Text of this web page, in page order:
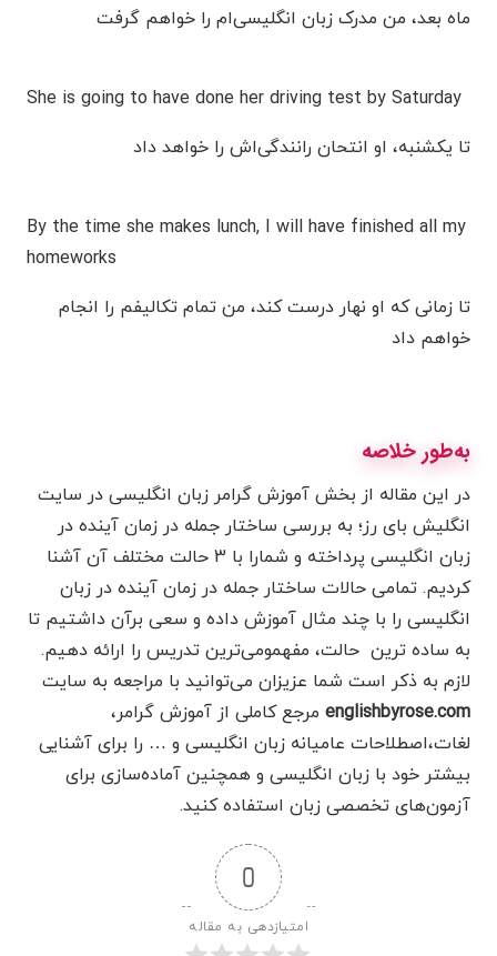
ماه بعد، من مدرک زبان انگلیسی‌ام را خواهم گرفت
She is going to have done her driving test by Saturday
تا یکشنبه، او انتحان رانندگی‌اش را خواهد داد
By the time she makes lunch, I will have finished all my
homeworks
تا زمانی که او نهار درست کند، من تمام تکالیفم را انجام
خواهم داد
به‌طور خلاصه
در این مقاله از بخش آموزش گرامر زبان انگلیسی در سایت
انگلیش بای رز؛ به بررسی ساختار جمله در زمان آینده در
زبان انگلیسی پرداخته و شمارا با 3 حالت مختلف آن آشنا
کردیم. تمامی حالات ساختار جمله در زمان آینده در زبان
انگلیسی را با چند مثال آموزش داده و سعی برآن داشتیم تا
به ساده ترین حالت، مفهمومی‌ترین تدریس را ارائه دهیم.
لازم به ذکر است شما عزیزان می‌توانید با مراجعه به سایت
englishbyrose.com مرجع کاملی از آموزش گرامر،
لغات،اصطلاحات عامیانه زبان انگلیسی و … را برای آشنایی
بیشتر خود با زبان انگلیسی و همچنین آماده‌سازی برای
آزمون‌های تخصصی زبان استفاده کنید.
0
امتیازدهی به مقاله